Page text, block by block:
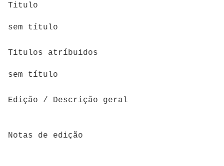
Titulo
sem título
Titulos atríbuidos
sem título
Edição / Descrição geral
Notas de edição